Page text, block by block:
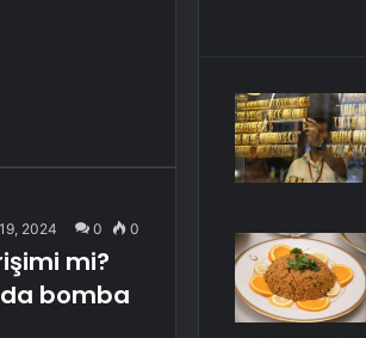
2024 0 0
mi?
bomba